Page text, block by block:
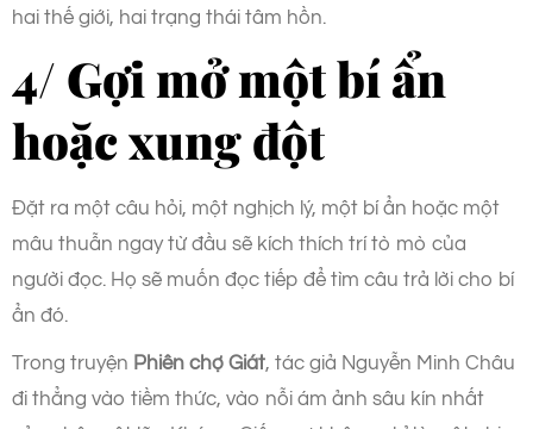
hai thế giới, hai trạng thái tâm hồn.
4/ Gợi mở một bí ẩn
hoặc xung đột
Đặt ra một câu hỏi, một nghịch lý, một bí ẩn hoặc một
mâu thuẫn ngay từ đầu sẽ kích thích trí tò mò của
người đọc. Họ sẽ muốn đọc tiếp để tìm câu trả lời cho bí
ẩn đó.
Trong truyện Phiên chợ Giát, tác giả Nguyễn Minh Châu
đi thẳng vào tiềm thức, vào nỗi ám ảnh sâu kín nhất